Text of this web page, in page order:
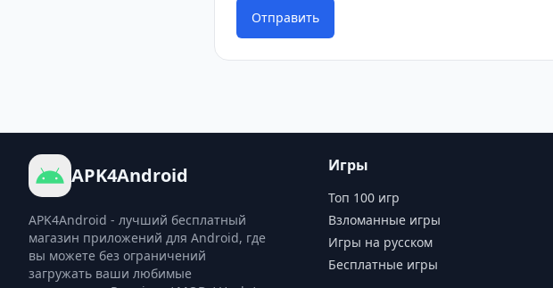
Отправить
APK4Android
APK4Android - лучший бесплатный
магазин приложений для Android, где
вы можете без ограничений
загружать ваши любимые
Игры
Топ 100 игр
Взломанные игры
Игры на русском
Бесплатные игры